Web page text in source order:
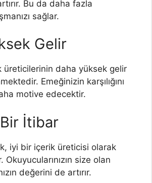
Bu da daha fazla
sağlar.
Gelir
üreticilerinin daha yüksek gelir
Emeğinizin karşılığını
motive edecektir.
İtibar
iyi bir içerik üreticisi olarak
Okuyucularınızın size olan
değerini de artırır.